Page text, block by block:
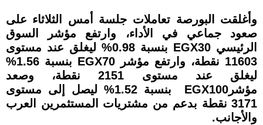
وأغلقت البورصة تعاملات جلسة أمس الثلاثاء على
صعود جماعي في الأداء، وارتفع مؤشر السوق
الرئيسي EGX30 بنسبة 0.98% ليغلق عند مستوى
11603 نقطة، وارتفع مؤشر EGX70 بنسبة 1.56%
ليغلق عند مستوى 2151 نقطة، وصعد
مؤشرEGX100 بنسبة 1.52% ليصل إلى مستوى
3171 نقطة بدعم من مشتريات المستثمرين العرب
والأجانب.